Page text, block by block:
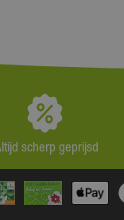
scherp geprijsd